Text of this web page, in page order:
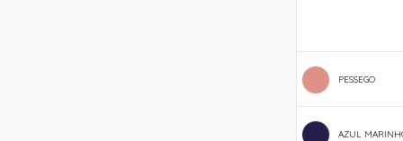
PESSEGO
AZUL